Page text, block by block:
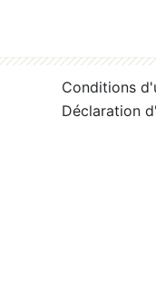
Conditions
Déclaration